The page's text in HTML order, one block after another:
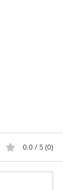
0.0 / 5 (0)